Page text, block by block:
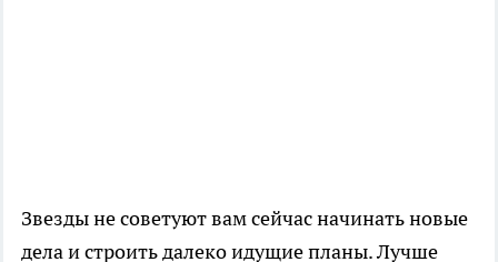
Звезды не советуют вам сейчас начинать новые
дела и строить далеко идущие планы. Лучше